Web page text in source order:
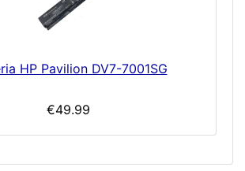
HP Pavilion DV7-7001SG
€49.99